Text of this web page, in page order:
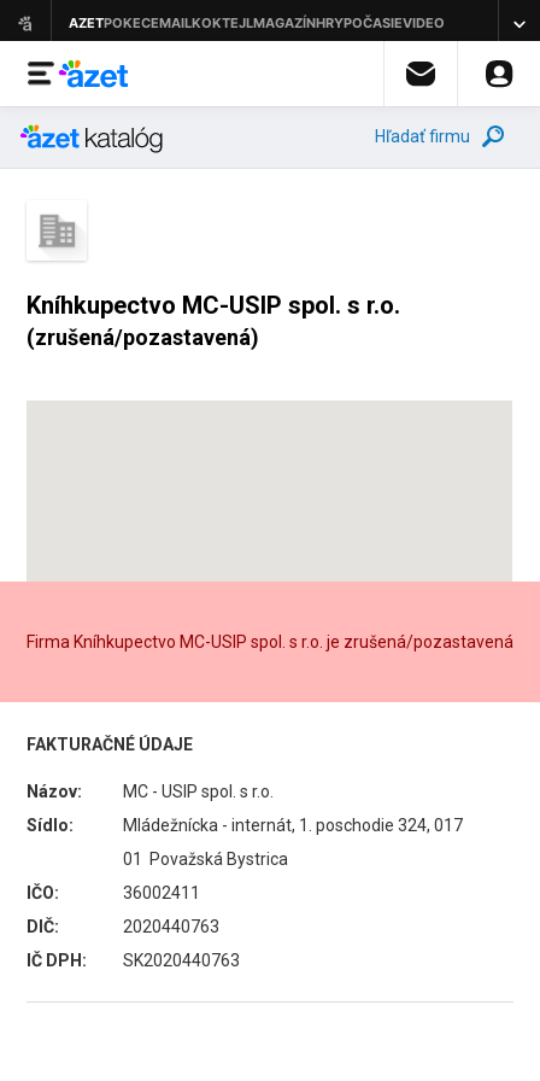
Hľadať firmu
Kníhkupectvo MC-USIP spol. s r.o.
(zrušená/pozastavená)
Firma Kníhkupectvo MC-USIP spol. s r.o. je zrušená/pozastavená
FAKTURAČNÉ ÚDAJE
Názov:
MC - USIP spol. s r.o.
Sídlo:
Mládežnícka - internát, 1. poschodie 324, 017
01 Považská Bystrica
IČO:
36002411
DIČ:
2020440763
IČ DPH:
SK2020440763